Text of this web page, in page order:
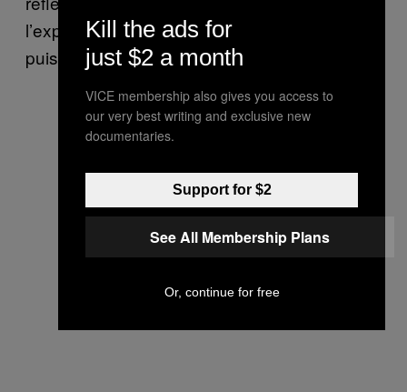
l’expansion de l’empire britannique par la
puissance navale.
Kill the ads for
just $2 a month
VICE membership also gives you access to
our very best writing and exclusive new
documentaries.
Support for $2
See All Membership Plans
Or, continue for free